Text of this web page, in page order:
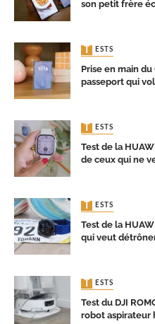
son petit frère
TESTS
Prise en main
passeport qui
TESTS
Test de la
de ceux qui ne
TESTS
Test de la
qui veut
TESTS
Test du DJI
robot aspirateur